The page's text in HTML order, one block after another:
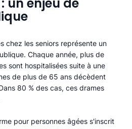
un enjeu de
chez les seniors représente un
Chaque année, plus de
sont hospitalisées suite à une
de plus de 65 ans décèdent
80 % des cas, ces drames
pour personnes âgées s'inscrit